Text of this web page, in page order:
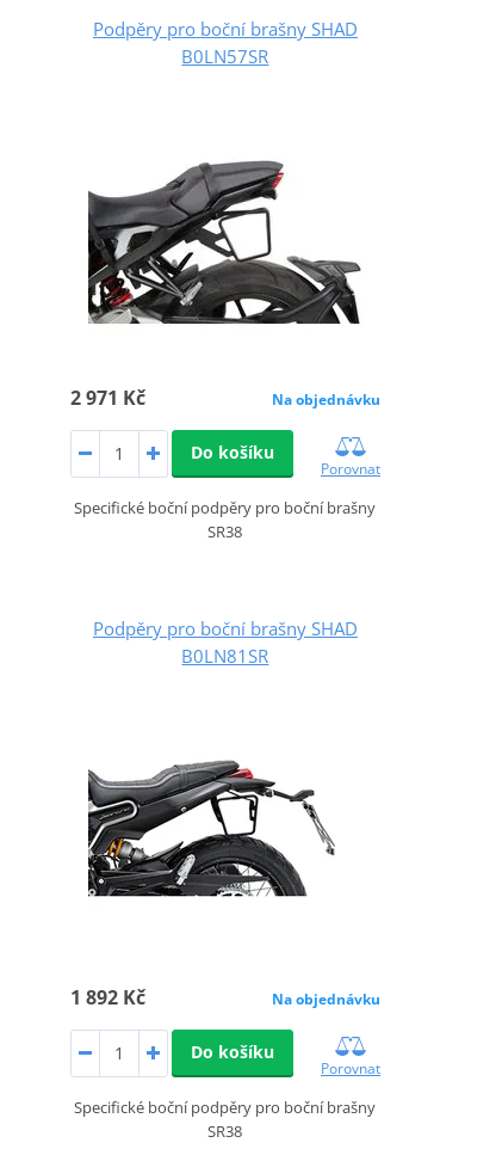
Podpěry pro boční brašny SHAD
B0LN57SR
2 971 Kč Na objednávku
Do košíku
Porovnat
Specifické boční podpěry pro boční brašny
SR38
Podpěry pro boční brašny SHAD
B0LN81SR
1 892 Kč Na objednávku
Do košíku
Porovnat
Specifické boční podpěry pro boční brašny
SR38